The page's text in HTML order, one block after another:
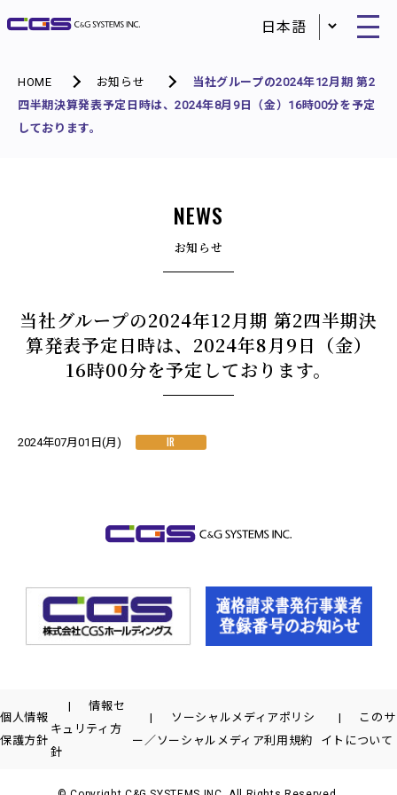
HOME お知らせ
当社グループの2024年12月期 第2
四半期決算発表予定日時は、2024年8月9日（金）16時00分を予定
しております。
NEWS
お知らせ
当社グループの2024年12月期 第2四半期決
算発表予定日時は、2024年8月9日（金）
16時00分を予定しております。
2024年07月01日(月) IR
個人情報
保護方針
情報セ
キュリティ方
針
ソーシャルメディアポリシ
ー／ソーシャルメディア利用規約
このサ
イトについて